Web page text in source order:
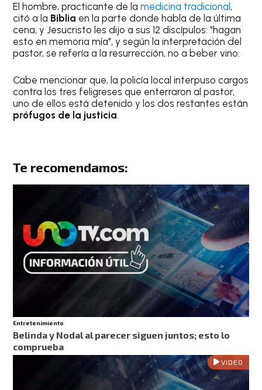
El hombre, practicante de la medicina tradicional ,
citó a la Biblia en la parte donde habla de la última
cena, y Jesucristo les dijo a sus 12 discípulos: "hagan
esto en memoria mía", y según la interpretación del
pastor, se refería a la resurrección, no a beber vino.
Cabe mencionar que, la policía local interpuso cargos
contra los tres feligreses que enterraron al pastor,
uno de ellos está detenido y los dos restantes están
prófugos de la justicia.
Te recomendamos:
Entretenimiento
Belinda y Nodal al parecer siguen juntos; esto lo
comprueba
VIDEO